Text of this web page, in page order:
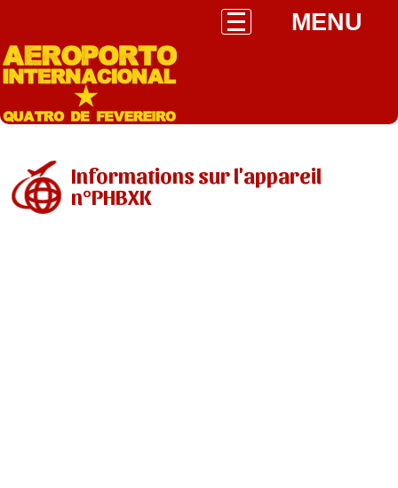
MENU
Informations sur l'appareil
n°PHBXK